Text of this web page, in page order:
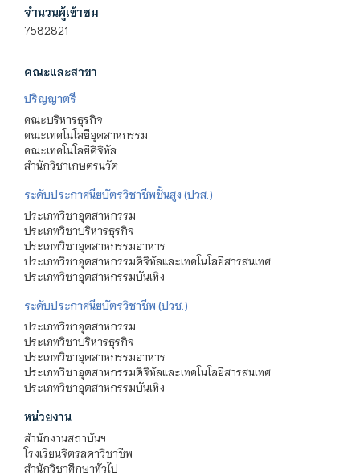
จำนวนผู้เข้าชม
7582821
คณะและสาขา
ปริญญาตรี
คณะบริหารธุรกิจ
คณะเทคโนโลยีอุตสาหกรรม
คณะเทคโนโลยีดิจิทัล
สำนักวิชาเกษตรนวัต
ระดับประกาศนียบัตรวิชาชีพชั้นสูง (ปวส.)
ประเภทวิชาอุตสาหกรรม
ประเภทวิชาบริหารธุรกิจ
ประเภทวิชาอุตสาหกรรมอาหาร
ประเภทวิชาอุตสาหกรรมดิจิทัลและเทคโนโลยีสารสนเทศ
ประเภทวิชาอุตสาหกรรมบันเทิง
ระดับประกาศนียบัตรวิชาชีพ (ปวช.)
ประเภทวิชาอุตสาหกรรม
ประเภทวิชาบริหารธุรกิจ
ประเภทวิชาอุตสาหกรรมอาหาร
ประเภทวิชาอุตสาหกรรมดิจิทัลและเทคโนโลยีสารสนเทศ
ประเภทวิชาอุตสาหกรรมบันเทิง
หน่วยงาน
สำนักงานสถาบันฯ
โรงเรียนจิตรลดาวิชาชีพ
สำนักวิชาศึกษาทั่วไป